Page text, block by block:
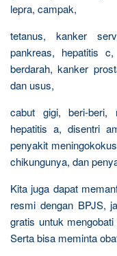
lepra, campak,
tetanus, kanker
pankreas, hepatitis
berdarah, kanker
dan usus,
cabut gigi, beri-beri,
hepatitis a, disentri
penyakit
chikungunya, dan
Kita juga dapat
resmi dengan BPJS,
gratis untuk
Serta bisa meminta